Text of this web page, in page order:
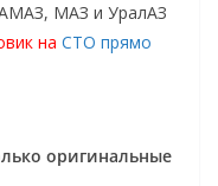
МАЗ и УралАЗ
на СТО прямо
оригинальные